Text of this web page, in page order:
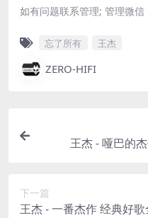
如有问题联系管理; 管理微信
忘了所有 王杰
ZERO-HIFI
王杰 - 哑巴的
下一篇
王杰 - 一番杰作 经典好